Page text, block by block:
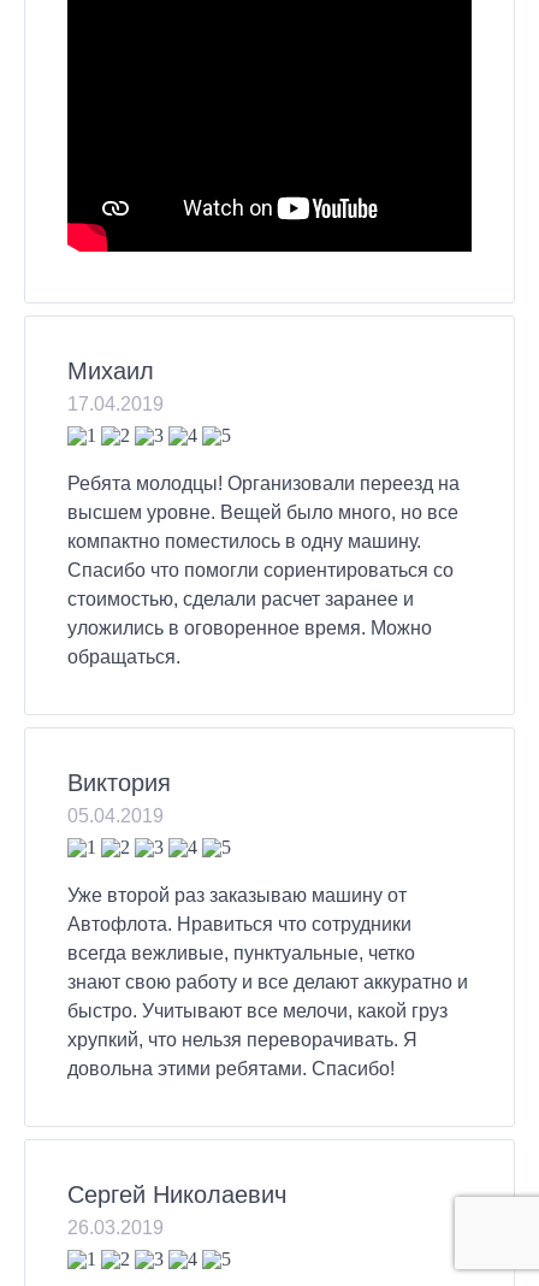
Михаил
17.04.2019
Ребята молодцы! Организовали переезд на
высшем уровне. Вещей было много, но все
компактно поместилось в одну машину.
Спасибо что помогли сориентироваться со
стоимостью, сделали расчет заранее и
уложились в оговоренное время. Можно
обращаться.
Виктория
05.04.2019
Уже второй раз заказываю машину от
Автофлота. Нравиться что сотрудники
всегда вежливые, пунктуальные, четко
знают свою работу и все делают аккуратно и
быстро. Учитывают все мелочи, какой груз
хрупкий, что нельзя переворачивать. Я
довольна этими ребятами. Спасибо!
Сергей Николаевич
26.03.2019